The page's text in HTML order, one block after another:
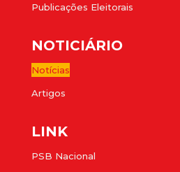
Publicações Eleitorais
NOTICIÁRIO
Notícias
Artigos
LINK
PSB Nacional